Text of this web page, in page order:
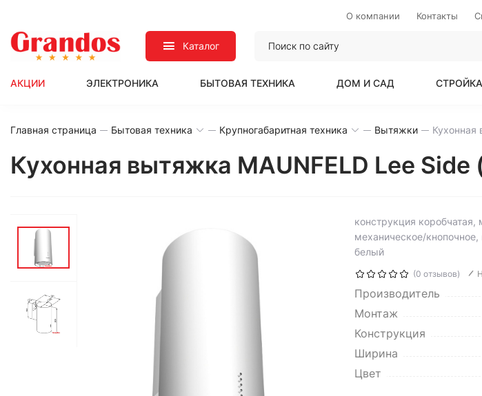
О компании Контакты
Каталог
АКЦИИ ЭЛЕКТРОНИКА БЫТОВАЯ ТЕХНИКА ДОМ И САД
Главная страница Бытовая техника Крупногабаритная техника Вытяжки
Кухонная вытяжка MAUNFELD Lee
конструкция
механическое/
белый
(0 отзывов)
Производитель
Монтаж
Конструкция
Ширина
Цвет